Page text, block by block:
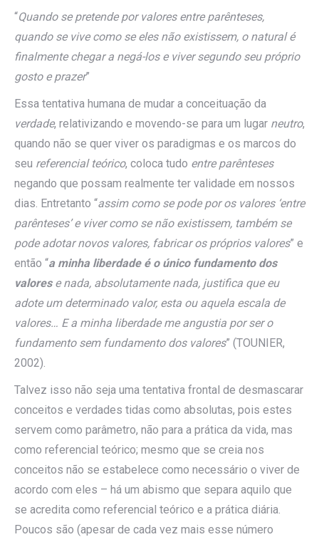
“Quando se pretende por valores entre parênteses,
quando se vive como se eles não existissem, o natural é
finalmente chegar a negá-los e viver segundo seu próprio
gosto e prazer”
Essa tentativa humana de mudar a conceituação da
verdade, relativizando e movendo-se para um lugar neutro,
quando não se quer viver os paradigmas e os marcos do
seu referencial teórico, coloca tudo entre parênteses
negando que possam realmente ter validade em nossos
dias. Entretanto “assim como se pode por os valores ‘entre
parênteses’ e viver como se não existissem, também se
pode adotar novos valores, fabricar os próprios valores” e
então “a minha liberdade é o único fundamento dos
valorese nada, absolutamente nada, justifica que eu
adote um determinado valor, esta ou aquela escala de
valores… E a minha liberdade me angustia por ser o
fundamento sem fundamento dos valores” (TOUNIER,
2002).
Talvez isso não seja uma tentativa frontal de desmascarar
conceitos e verdades tidas como absolutas, pois estes
servem como parâmetro, não para a prática da vida, mas
como referencial teórico; mesmo que se creia nos
conceitos não se estabelece como necessário o viver de
acordo com eles – há um abismo que separa aquilo que
se acredita como referencial teórico e a prática diária.
Poucos são (apesar de cada vez mais esse número